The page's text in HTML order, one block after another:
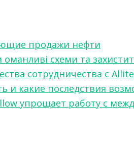
продажи нефти
схеми та
сотрудничества с
и какие последствия
упрощает работу с